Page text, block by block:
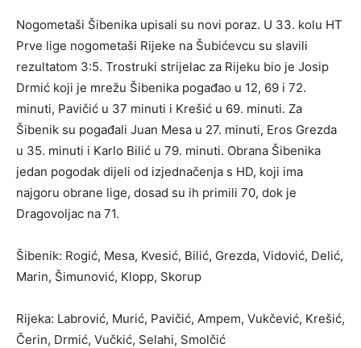
Nogometaši Šibenika upisali su novi poraz. U 33. kolu HT
Prve lige nogometaši Rijeke na Šubićevcu su slavili
rezultatom 3:5. Trostruki strijelac za Rijeku bio je Josip
Drmić koji je mrežu Šibenika pogađao u 12, 69 i 72.
minuti, Pavičić u 37 minuti i Krešić u 69. minuti. Za
Šibenik su pogađali Juan Mesa u 27. minuti, Eros Grezda
u 35. minuti i Karlo Bilić u 79. minuti. Obrana Šibenika
jedan pogodak dijeli od izjednačenja s HD, koji ima
najgoru obrane lige, dosad su ih primili 70, dok je
Dragovoljac na 71.
Šibenik: Rogić, Mesa, Kvesić, Bilić, Grezda, Vidović, Delić,
Marin, Šimunović, Klopp, Skorup
Rijeka: Labrović, Murić, Pavičić, Ampem, Vukčević, Krešić,
Čerin, Drmić, Vučkić, Selahi, Smolčić